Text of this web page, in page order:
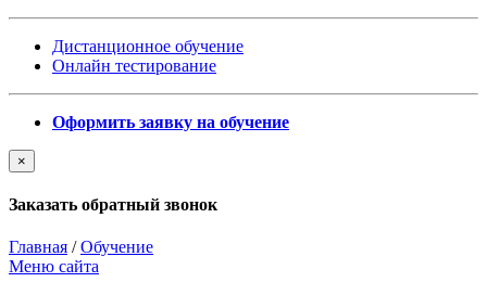
Дистанционное обучение
Онлайн тестирование
Оформить заявку на обучение
×
Заказать обратный звонок
Главная /Обучение
Меню сайта